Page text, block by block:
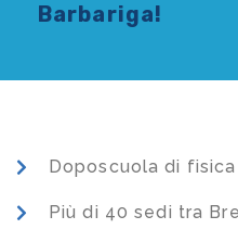
Barbariga!
Doposcuola di
Più di 40 sedi tra